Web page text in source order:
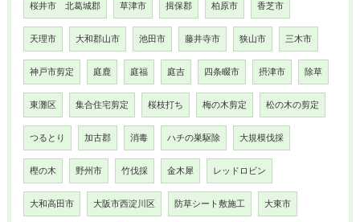
桜井市 北葛城郡 草津市 揖保郡 柏原市 香芝市
天理市 大和郡山市 池田市 藤井寺市 狭山市 三木市
神戸市剪定 庭鹿 庭福 庭吉 四条畷市 摂津市 除草
東灘区 集合住宅剪定 桜枝打ち 梅の木剪定 松の木の剪定
つるとり 加古郡 消毒 ハチの巣駆除 大規模伐採
樫の木 野州市 竹伐採 金木犀 レッドロビン
大和高田市 大阪市西淀川区 防草シート敷施工 大東市